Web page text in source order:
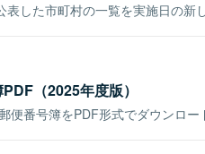
表した市町村の一覧を実施日の新
（2025年度版）
便番号簿をPDF形式でダウンロー